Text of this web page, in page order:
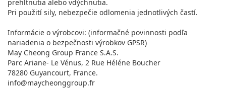
prehltnutia alebo vdýchnutia.
Pri použití sily, nebezpečie odlomenia jednotlivých častí.
Informácie o výrobcovi: (informačné povinnosti podľa
nariadenia o bezpečnosti výrobkov GPSR)
May Cheong Group France S.A.S.
Parc Ariane- Le Vénus, 2 Rue Héléne Boucher
78280 Guyancourt, France.
info@maycheonggroup.fr